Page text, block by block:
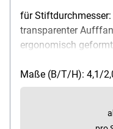
für
transparenter
ergonomisch
Behälter
frei wählbar /
Lieferumfang: 1
Maße (B/T/H): 4,1/